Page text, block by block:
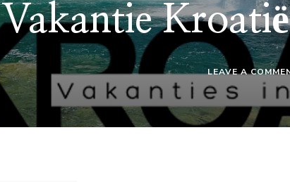
Vakantie
LEAVE A